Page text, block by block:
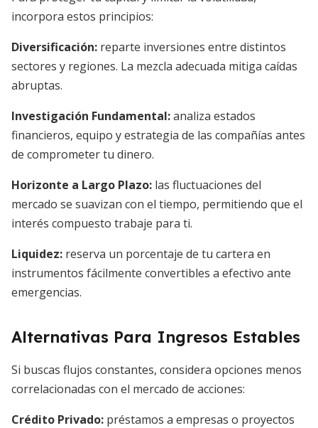
incorpora estos principios:
Diversificación: reparte inversiones entre distintos
sectores y regiones. La mezcla adecuada mitiga caídas
abruptas.
Investigación Fundamental:analiza estados
financieros, equipo y estrategia de las compañías antes
de comprometer tu dinero.
Horizonte a Largo Plazo: las fluctuaciones del
mercado se suavizan con el tiempo, permitiendo que el
interés compuesto trabaje para ti.
Liquidez: reserva un porcentaje de tu cartera en
instrumentos fácilmente convertibles a efectivo ante
emergencias.
Alternativas Para Ingresos Estables
Si buscas flujos constantes, considera opciones menos
correlacionadas con el mercado de acciones:
Crédito Privado: préstamos a empresas o proyectos